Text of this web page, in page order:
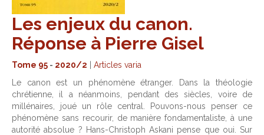
Les enjeux du canon.
Réponse à Pierre Gisel
Tome 95 - 2020/2
Articles varia
Le canon est un phénomène étranger. Dans la théologie
chrétienne, il a néanmoins, pendant des siècles, voire de
millénaires, joué un rôle central. Pouvons-nous penser ce
phénomène sans recourir, de manière fondamentaliste, à une
autorité absolue ? Hans-Christoph Askani pense que oui. Sur